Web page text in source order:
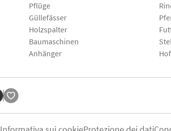
Pflüge
Güllefässer
Holzspalter
Baumaschinen
Anhänger